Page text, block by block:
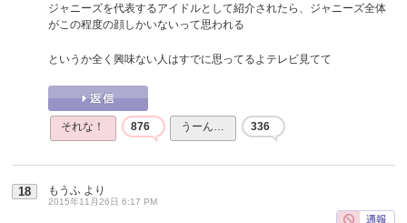
ジャニーズを代表するアイドルとして紹介されたら、ジャニーズ全体
がこの程度の顔しかいないって思われる
というか全く興味ない人はすでに思ってるよテレビ見てて
それな！ 876 うーん… 336
18 もうふ より
2015年11月26日 6:17 PM